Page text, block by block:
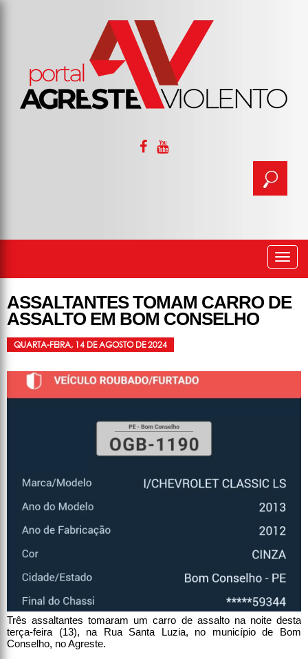
ASSALTANTES TOMAM CARRO DE
ASSALTO EM BOM CONSELHO
QUARTA-FEIRA, 14 DE AGOSTO DE 2024
Três assaltantes tomaram um carro de assalto na noite desta
terça-feira (13), na Rua Santa Luzia, no município de Bom
Conselho, no Agreste.